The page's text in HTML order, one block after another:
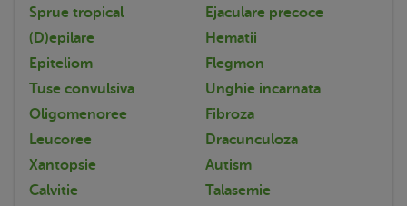
Sprue tropical
Ejaculare precoce
(D)epilare
Hematii
Epiteliom
Flegmon
Tuse convulsiva
Unghie incarnata
Oligomenoree
Fibroza
Leucoree
Dracunculoza
Xantopsie
Autism
Calvitie
Talasemie